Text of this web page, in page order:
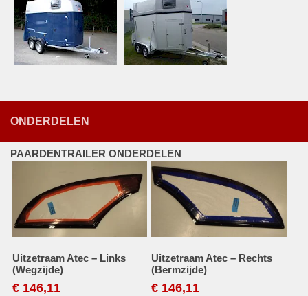
ONDERDELEN
PAARDENTRAILER ONDERDELEN
Uitzetraam Atec – Links
(Wegzijde)
€ 146,11
Uitzetraam Atec – Rechts
(Bermzijde)
€ 146,11